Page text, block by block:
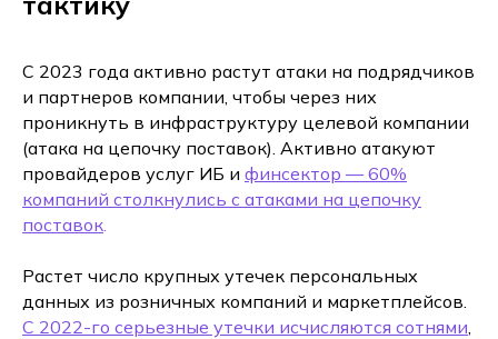
С 2023 года активно растут атаки на подрядчиков
и партнеров компании, чтобы через них
проникнуть в инфраструктуру целевой компании
(атака на цепочку поставок). Активно атакуют
провайдеров услуг ИБ и финсектор — 60%
компаний столкнулись с атаками на цепочку
поставок.
Растет число крупных утечек персональных
данных из розничных компаний и маркетплейсов.
С 2022-го серьезные утечки исчисляются сотнями,